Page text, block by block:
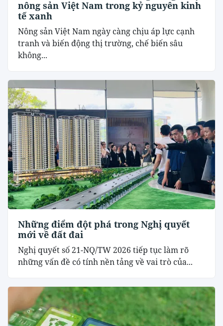
nông sản Việt Nam trong kỷ nguyên kinh
tế xanh
Nông sản Việt Nam ngày càng chịu áp lực cạnh
tranh và biến động thị trường, chế biến sâu
không...
Những điểm đột phá trong Nghị quyết
mới về đất đai
Nghị quyết số 21-NQ/TW 2026 tiếp tục làm rõ
những vấn đề có tính nền tảng về vai trò của...